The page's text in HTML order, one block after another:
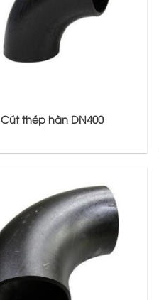
Cút thép hàn DN400